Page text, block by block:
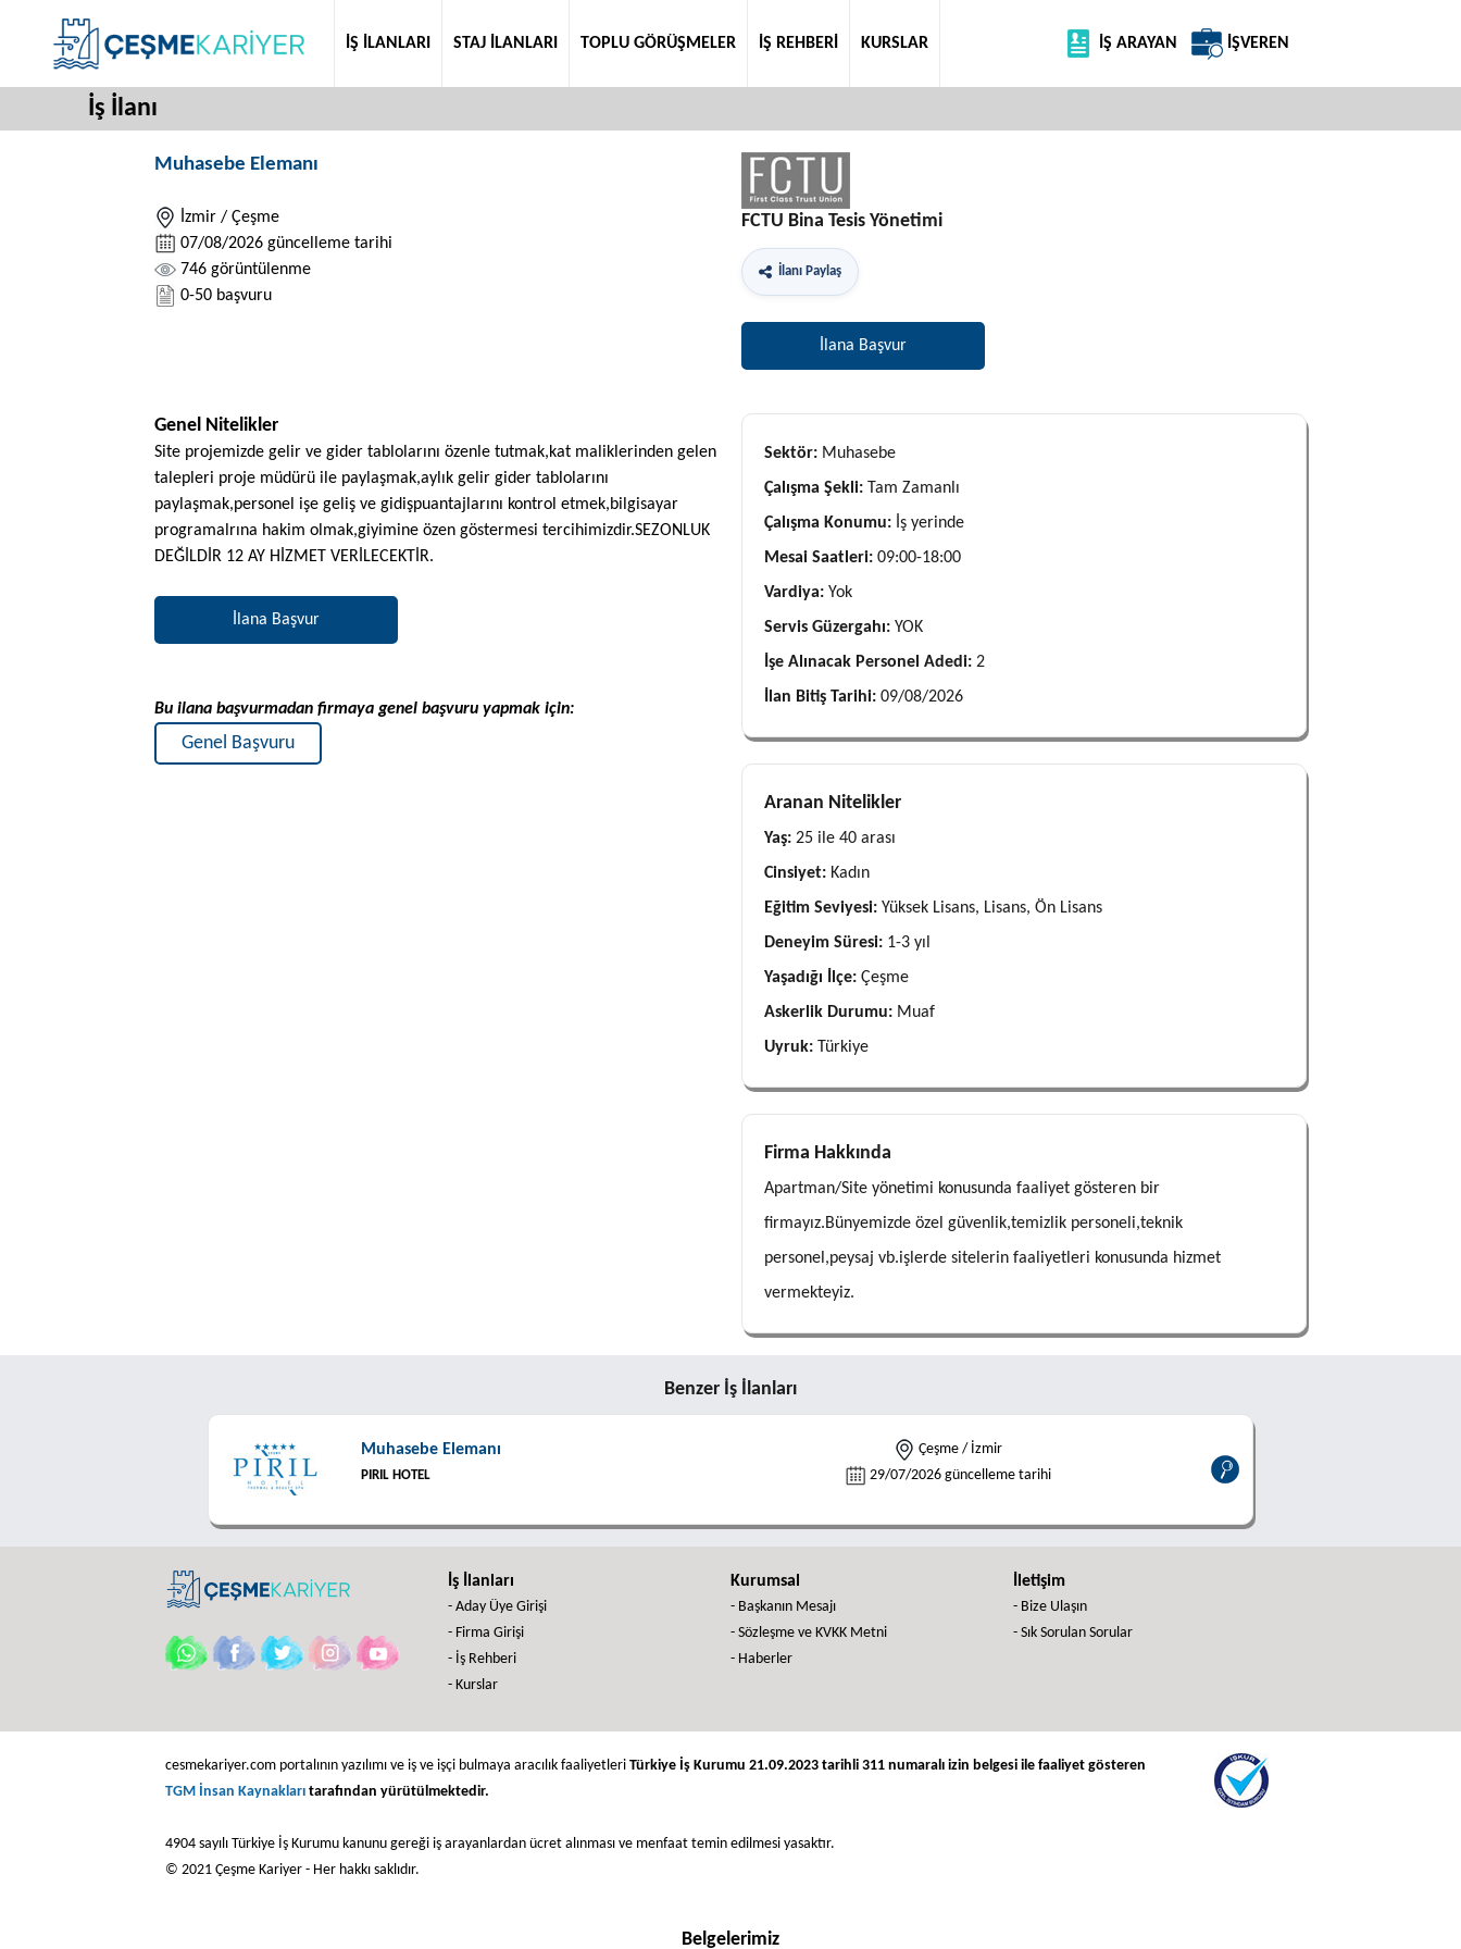
İŞ İLANLARI STAJ İLANLARI TOPLU GÖRÜŞMELER İŞ REHBERİ KURSLAR İŞ ARAYAN İŞVEREN
İş İlanı
Muhasebe Elemanı
İzmir / Çeşme
07/08/2026 güncelleme tarihi
746 görüntülenme
0-50 başvuru
FCTU Bina Tesis Yönetimi
İlanı Paylaş
İlana Başvur
Genel Nitelikler
Site projemizde gelir ve gider tablolarını özenle tutmak,kat maliklerinden gelen
talepleri proje müdürü ile paylaşmak,aylık gelir gider tablolarını
paylaşmak,personel işe geliş ve gidişpuantajlarını kontrol etmek,bilgisayar
programalrına hakim olmak,giyimine özen göstermesi tercihimizdir.SEZONLUK
DEĞİLDİR 12 AY HİZMET VERİLECEKTİR.
İlana Başvur
Bu ilana başvurmadan firmaya genel başvuru yapmak için:
Genel Başvuru
Sektör: Muhasebe
Çalışma Şekli: Tam Zamanlı
Çalışma Konumu: İş yerinde
Mesai Saatleri: 09:00-18:00
Vardiya: Yok
Servis Güzergahı: YOK
İşe Alınacak Personel Adedi: 2
İlan Bitiş Tarihi: 09/08/2026
Aranan Nitelikler
Yaş: 25 ile 40 arası
Cinsiyet: Kadın
Eğitim Seviyesi: Yüksek Lisans, Lisans, Ön Lisans
Deneyim Süresi: 1-3 yıl
Yaşadığı İlçe: Çeşme
Askerlik Durumu: Muaf
Uyruk: Türkiye
Firma Hakkında
Apartman/Site yönetimi konusunda faaliyet gösteren bir
firmayız.Bünyemizde özel güvenlik,temizlik personeli,teknik
personel,peysaj vb.işlerde sitelerin faaliyetleri konusunda hizmet
vermekteyiz.
Benzer İş İlanları
Muhasebe Elemanı
PIRIL HOTEL
Çeşme / İzmir
29/07/2026 güncelleme tarihi
İş İlanları
- Aday Üye Girişi
- Firma Girişi
- İş Rehberi
- Kurslar
Kurumsal
- Başkanın Mesajı
- Sözleşme ve KVKK Metni
- Haberler
İletişim
- Bize Ulaşın
- Sık Sorulan Sorular
cesmekariyer.com portalının yazılımı ve iş ve işçi bulmaya aracılık faaliyetleri Türkiye İş Kurumu 21.09.2023 tarihli 311 numaralı izin belgesi ile faaliyet gösteren
TGM İnsan Kaynakları tarafından yürütülmektedir.
4904 sayılı Türkiye İş Kurumu kanunu gereği iş arayanlardan ücret alınması ve menfaat temin edilmesi yasaktır.
© 2021 Çeşme Kariyer - Her hakkı saklıdır.
Belgelerimiz